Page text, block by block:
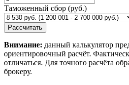
Таможенный сбор (руб.)
Рассчитать
Внимание: данный калькулятор
ориентировочный расчёт.
отличаться. Для точного расчёта
брокеру.